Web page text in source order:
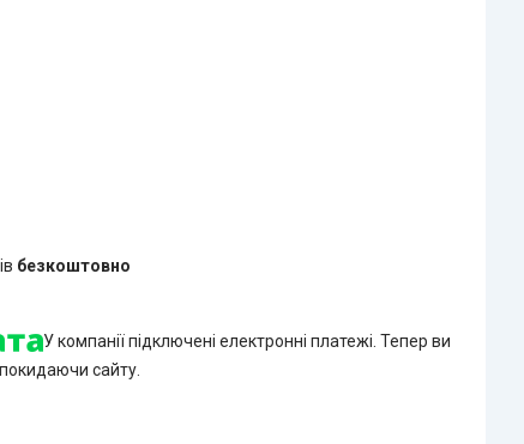
безкоштовно
У компанії підключені електронні платежі. Тепер ви
сайту.